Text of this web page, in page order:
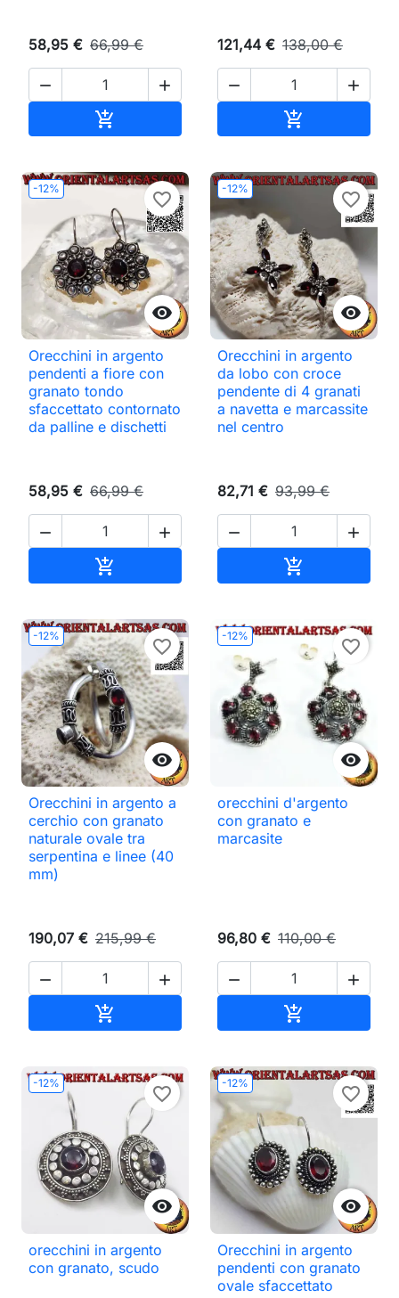
58,95 € 66,99 €
 

121,44 € 138,00 €
 

-12%

favorite_border
Orecchini in argento
pendenti a fiore con
granato tondo
sfaccettato contornato
da palline e dischetti
58,95 € 66,99 €
 

-12%

favorite_border
Orecchini in argento
da lobo con croce
pendente di 4 granati
a navetta e marcassite
nel centro
82,71 € 93,99 €
 

-12%

favorite_border
Orecchini in argento a
cerchio con granato
naturale ovale tra
serpentina e linee (40
mm)
190,07 € 215,99 €
 

-12%

favorite_border
orecchini d'argento
con granato e
marcasite
96,80 € 110,00 €
 

-12%

favorite_border
orecchini in argento
con granato, scudo
-12%

favorite_border
Orecchini in argento
pendenti con granato
ovale sfaccettato